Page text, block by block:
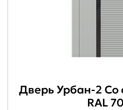
Дверь Урбан-2 Со
RAL